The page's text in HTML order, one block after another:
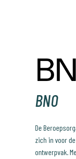
BNO
De
zich in voor
ontwerpvak.